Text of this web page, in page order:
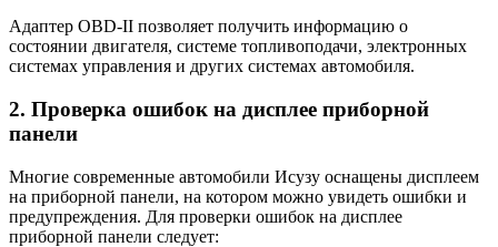
Адаптер OBD-II позволяет получить информацию о
состоянии двигателя, системе топливоподачи, электронных
системах управления и других системах автомобиля.
2. Проверка ошибок на дисплее приборной
панели
Многие современные автомобили Исузу оснащены дисплеем
на приборной панели, на котором можно увидеть ошибки и
предупреждения. Для проверки ошибок на дисплее
приборной панели следует: